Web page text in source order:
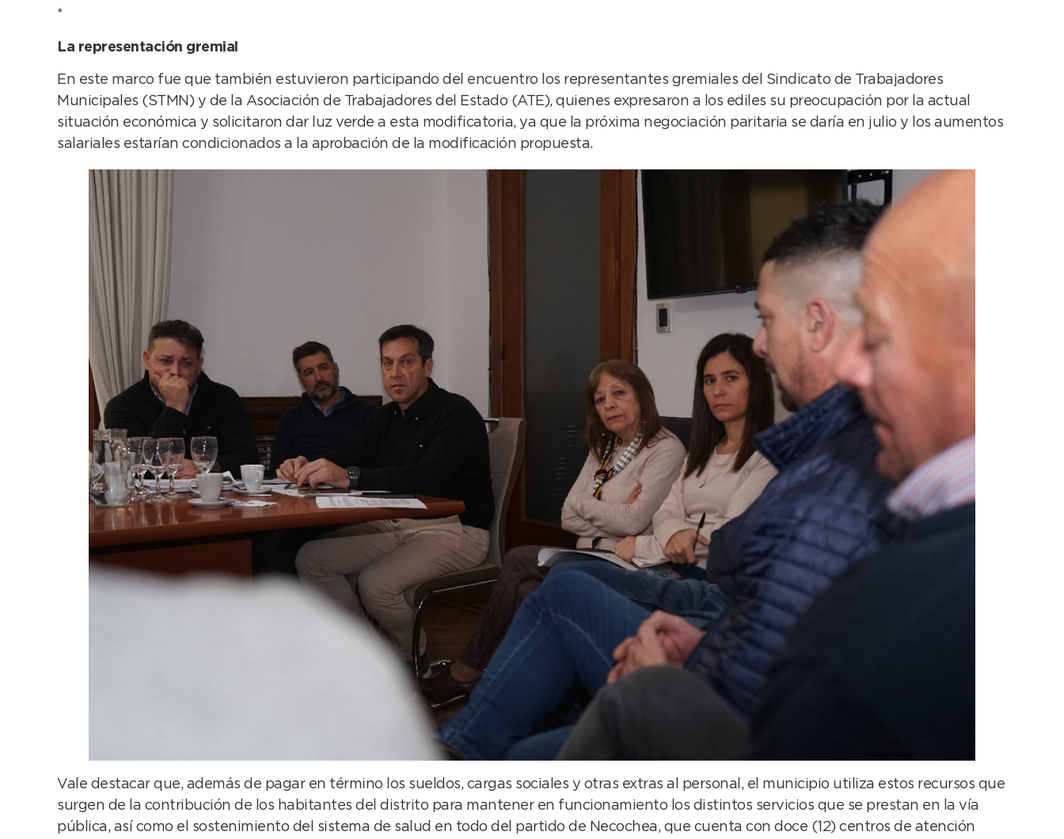
*
La representación gremial
En este marco fue que también estuvieron participando del encuentro los representantes gremiales del Sindicato de Trabajadores
Municipales (STMN) y de la Asociación de Trabajadores del Estado (ATE), quienes expresaron a los ediles su preocupación por la actual
situación económica y solicitaron dar luz verde a esta modificatoria, ya que la próxima negociación paritaria se daría en julio y los aumentos
salariales estarían condicionados a la aprobación de la modificación propuesta.
Vale destacar que, además de pagar en término los sueldos, cargas sociales y otras extras al personal, el municipio utiliza estos recursos que
surgen de la contribución de los habitantes del distrito para mantener en funcionamiento los distintos servicios que se prestan en la vía
pública, así como el sostenimiento del sistema de salud en todo del partido de Necochea, que cuenta con doce (12) centros de atención